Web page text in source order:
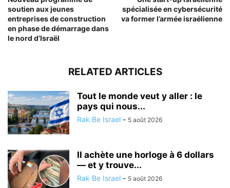
soutien aux jeunes
entreprises de construction
en phase de démarrage dans
le nord d’Israël
spécialisée en cybersécurité
va former l’armée israélienne
RELATED ARTICLES
Tout le monde veut y aller : le
pays qui nous...
Rak Be Israel - 5 août 2026
Il achète une horloge à 6 dollars
— et y trouve...
Rak Be Israel - 5 août 2026